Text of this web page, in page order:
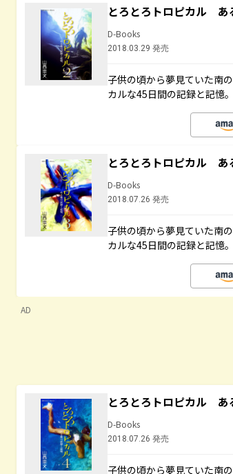
とろとろトロピカル
D-Books
2018.03.29 発売
子供の頃から夢見ていた南
カルな45日間の記録と記憶。
とろとろトロピカル
D-Books
2018.07.26 発売
子供の頃から夢見ていた南
カルな45日間の記録と記憶。
AD
とろとろトロピカル
D-Books
2018.07.26 発売
子供の頃から夢見ていた南